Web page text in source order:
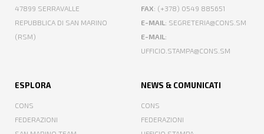
47899 SERRAVALLE
REPUBBLICA DI SAN MARINO
(RSM)
FAX: (+378) 0549 885651
E-MAIL: SEGRETERIA@CONS.SM
E-MAIL:
UFFICIO.STAMPA@CONS.SM
ESPLORA
CONS
FEDERAZIONI
NEWS & COMUNICATI
CONS
FEDERAZIONI